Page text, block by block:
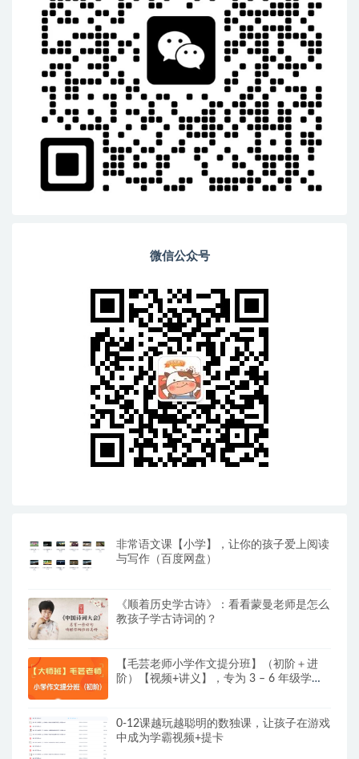
微信公众号
非常语文课【小学】，让你的孩子爱上阅读
与写作（百度网盘）
《顺着历史学古诗》：看看蒙曼老师是怎么
教孩子学古诗词的？
【毛芸老师小学作文提分班】（初阶＋进
阶）【视频+讲义】，专为 3 – 6 年级学员
0-12课越玩越聪明的数独课，让孩子在游戏
中成为学霸视频+提卡